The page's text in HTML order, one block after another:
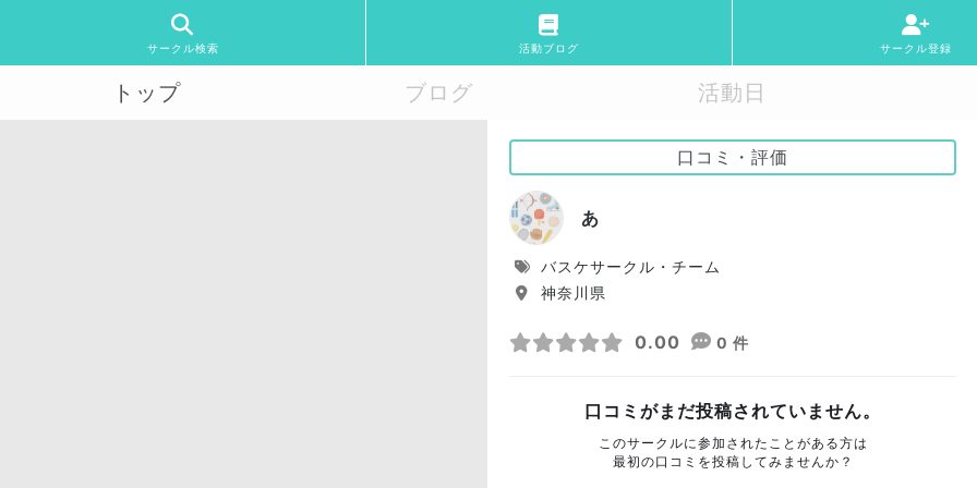
サークル検索 活動ブログ サークル登録
トップ ブログ 活動日
口コミ・評価
あ
バスケサークル・チーム
神奈川県
0.00 0 件
口コミがまだ投稿されていません。
このサークルに参加されたことがある方は
最初の口コミを投稿してみませんか？